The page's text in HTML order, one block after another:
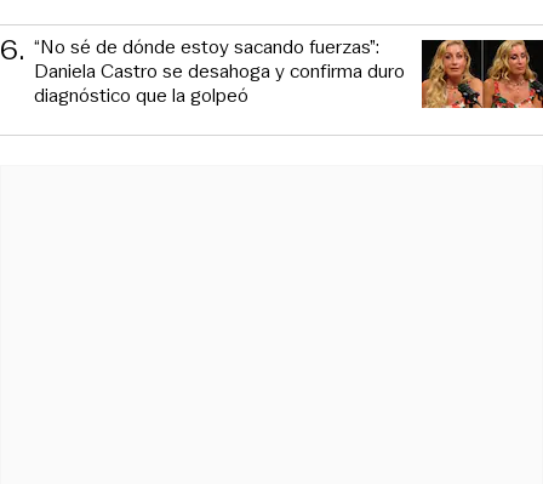
6. “No sé de dónde estoy sacando fuerzas”:
Daniela Castro se desahoga y confirma duro
diagnóstico que la golpeó